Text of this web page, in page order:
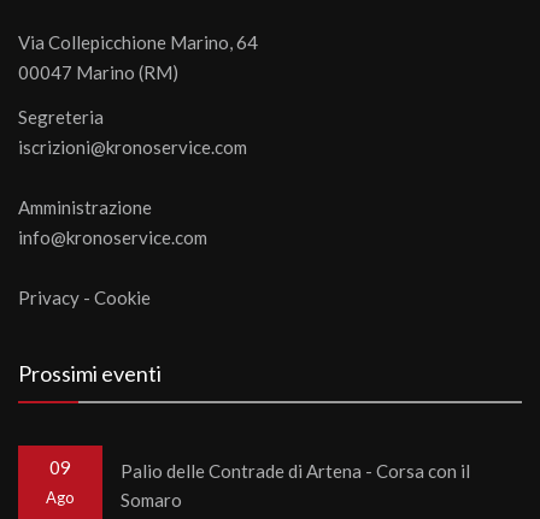
Via Collepicchione Marino, 64
00047 Marino (RM)
Segreteria
iscrizioni@kronoservice.com
Amministrazione
info@kronoservice.com
Privacy - Cookie
Prossimi eventi
09
Ago
Palio delle Contrade di Artena - Corsa con il
Somaro